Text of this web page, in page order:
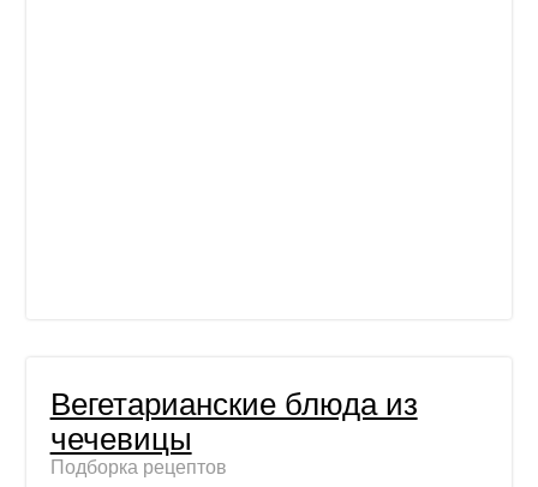
Вегетарианские блюда из
чечевицы
Подборка рецептов